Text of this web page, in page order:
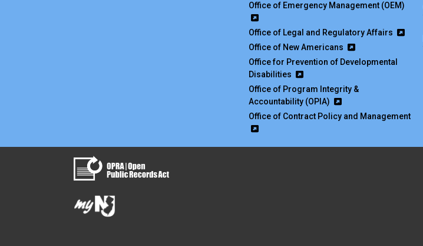
Office of Emergency Management (OEM)
Office of Legal and Regulatory Affairs
Office of New Americans
Office for Prevention of Developmental
Disabilities
Office of Program Integrity &
Accountability (OPIA)
Office of Contract Policy and Management